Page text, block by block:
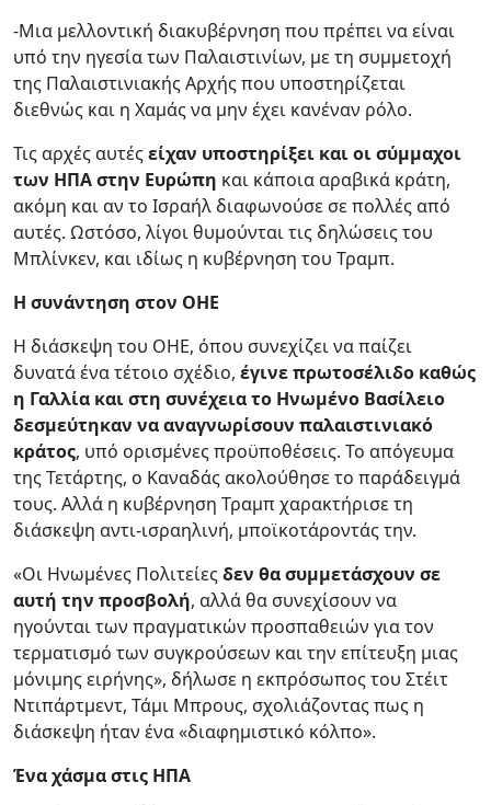
-Μια μελλοντική διακυβέρνηση που πρέπει να είναι
υπό την ηγεσία των Παλαιστινίων, με τη συμμετοχή
της Παλαιστινιακής Αρχής που υποστηρίζεται
διεθνώς και η Χαμάς να μην έχει κανέναν ρόλο.
Τις αρχές αυτέςείχαν υποστηρίξει και οι σύμμαχοι
των ΗΠΑ στην Ευρώπη και κάποια αραβικά κράτη,
ακόμη και αν το Ισραήλ διαφωνούσε σε πολλές από
αυτές. Ωστόσο, λίγοι θυμούνται τις δηλώσεις του
Μπλίνκεν, και ιδίως η κυβέρνηση του Τραμπ.
Η συνάντηση στον ΟΗΕ
Η διάσκεψη του ΟΗΕ, όπου συνεχίζει να παίζει
δυνατά ένα τέτοιο σχέδιο, έγινε πρωτοσέλιδο καθώς
η Γαλλία και στη συνέχεια το Ηνωμένο Βασίλειο
δεσμεύτηκαν να αναγνωρίσουν παλαιστινιακό
κράτος, υπό ορισμένες προϋποθέσεις. Το απόγευμα
της Τετάρτης, ο Καναδάς ακολούθησε το παράδειγμά
τους. Αλλά η κυβέρνηση Τραμπ χαρακτήρισε τη
διάσκεψη αντι-ισραηλινή, μποϊκοτάροντάς την.
«Οι Ηνωμένες Πολιτείεςδεν θα συμμετάσχουν σε
αυτή την προσβολή, αλλά θα συνεχίσουν να
ηγούνται των πραγματικών προσπαθειών για τον
τερματισμό των συγκρούσεων και την επίτευξη μιας
μόνιμης ειρήνης», δήλωσε η εκπρόσωπος του Στέιτ
Ντιπάρτμεντ, Τάμι Μπρους, σχολιάζοντας πως η
διάσκεψη ήταν ένα «διαφημιστικό κόλπο».
Ένα χάσμα στις ΗΠΑ